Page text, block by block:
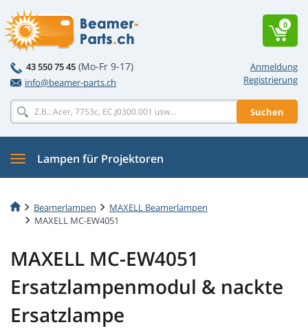
Anmeldung
Registrierung
43 550 75 45 (Mo-Fr 9-17)
info@beamer-parts.ch
Suchen
0
Lampen für Projektoren
Beamerlampen
MAXELL Beamerlampen
MAXELL MC-EW4051
MAXELL MC-EW4051
Ersatzlampenmodul & nackte
Ersatzlampe